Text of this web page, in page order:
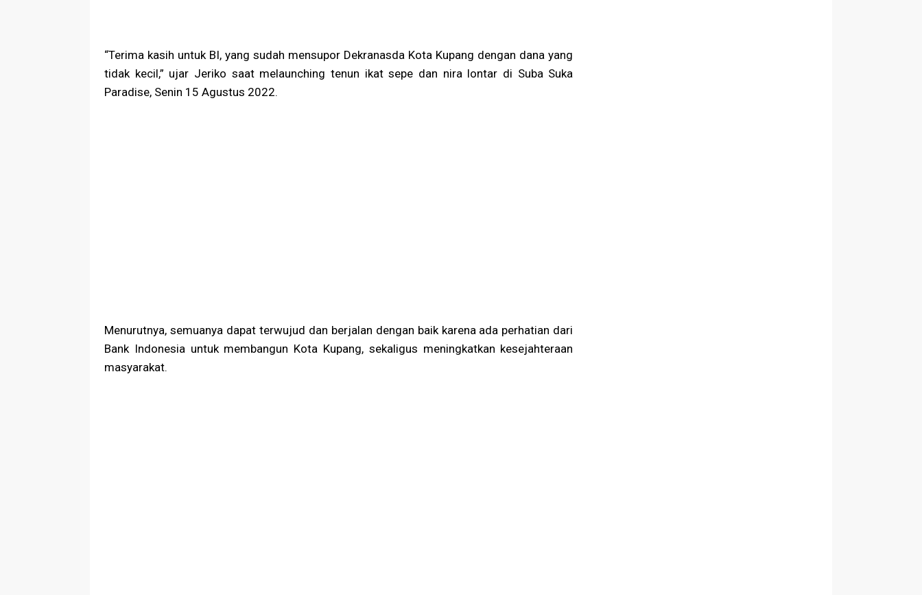
“Terima kasih untuk BI, yang sudah mensupor Dekranasda Kota Kupang dengan dana yang
tidak kecil,” ujar Jeriko saat melaunching tenun ikat sepe dan nira lontar di Suba Suka
Paradise, Senin 15 Agustus 2022.
Menurutnya, semuanya dapat terwujud dan berjalan dengan baik karena ada perhatian dari
Bank Indonesia untuk membangun Kota Kupang, sekaligus meningkatkan kesejahteraan
masyarakat.